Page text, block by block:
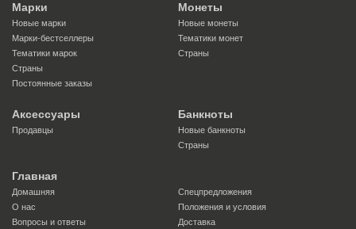
Марки
Новые марки
Марки-бестселлеры
Тематики марок
Страны
Постоянные заказы
Монеты
Новые монеты
Тематики монет
Страны
Аксессуары
Продавцы
Банкноты
Новые банкноты
Страны
Главная
Домашняя
Спецпредложения
О нас
Положения и условия
Вопросы и ответы
Доставка